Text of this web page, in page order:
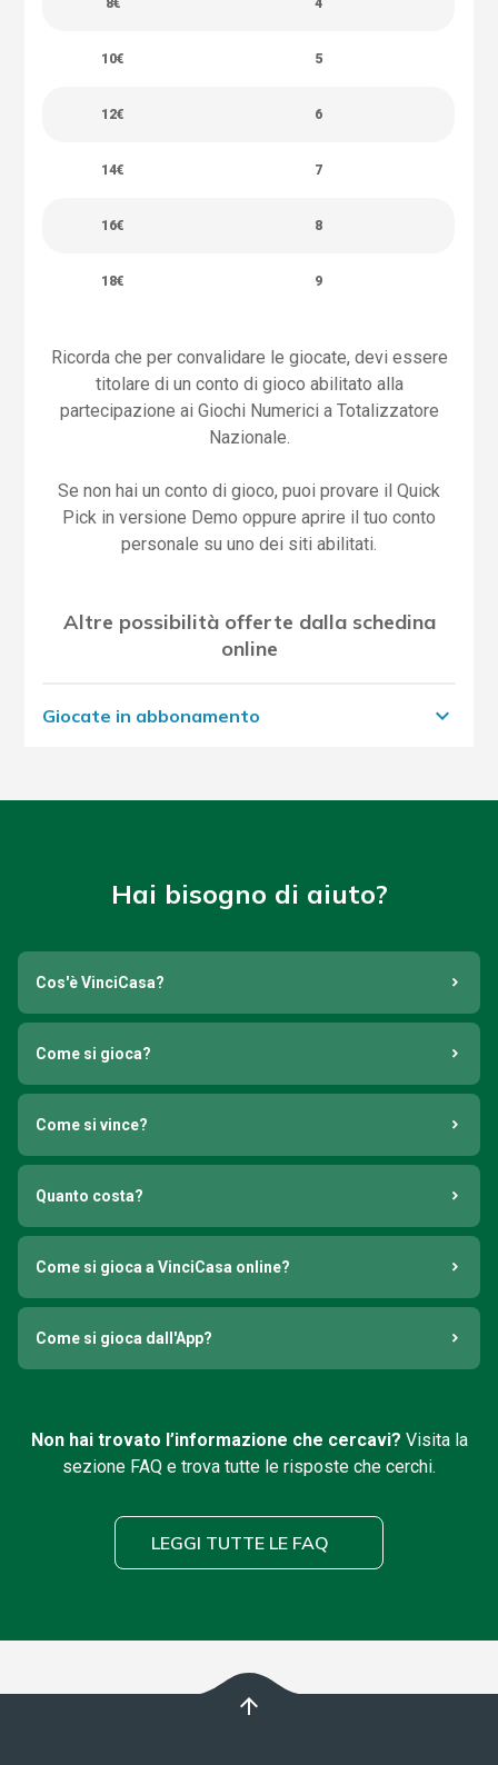
8€ 4
10€ 5
12€ 6
14€ 7
16€ 8
18€ 9
Ricorda che per convalidare le giocate, devi essere
titolare di un conto di gioco abilitato alla
partecipazione ai Giochi Numerici a Totalizzatore
Nazionale.
Se non hai un conto di gioco, puoi provare il Quick
Pick in versione Demo oppure aprire il tuo conto
personale su uno dei siti abilitati.
Altre possibilità offerte dalla schedina
online
Giocate in abbonamento expand_more
Seleziona il numero di concorsi VinciCasa
giocata: 2, 3, 5, 7, 10 o 15
Hai bisogno di aiuto?
Cos'è VinciCasa?
Come si gioca?
Come si vince?
Quanto costa?
Come si gioca a VinciCasa online?
Come si gioca dall'App?
Non hai trovato l’informazione che cercavi? Visita la
sezione FAQ e trova tutte le risposte che cerchi.
LEGGI TUTTE LE FAQ
arrow_upward